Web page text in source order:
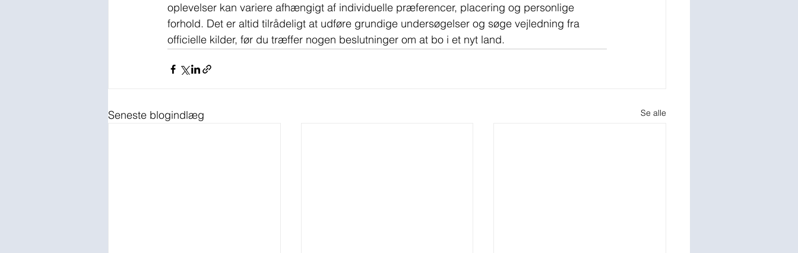
oplevelser kan variere afhængigt af individuelle præferencer, placering og personlige
forhold. Det er altid tilrådeligt at udføre grundige undersøgelser og søge vejledning fra
officielle kilder, før du træffer nogen beslutninger om at bo i et nyt land.
Seneste blogindlæg Se alle